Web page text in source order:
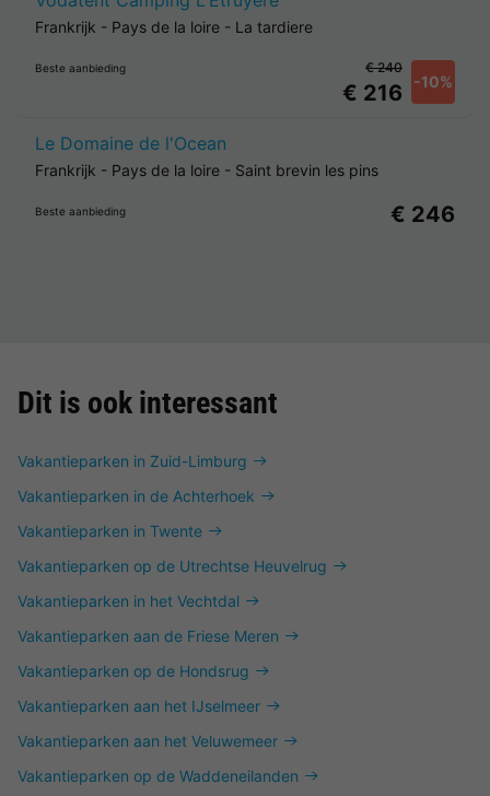
Frankrijk - Pays de la loire - La tardiere
Beste aanbieding
€ 216 -10%
€ 240
Le Domaine de l'Ocean
Frankrijk - Pays de la loire - Saint brevin les pins
Beste aanbieding € 246
Dit is ook interessant
Vakantieparken in Zuid-Limburg
Vakantieparken in de Achterhoek
Vakantieparken in Twente
Vakantieparken op de Utrechtse Heuvelrug
Vakantieparken in het Vechtdal
Vakantieparken aan de Friese Meren
Vakantieparken op de Hondsrug
Vakantieparken aan het IJselmeer
Vakantieparken aan het Veluwemeer
Vakantieparken op de Waddeneilanden